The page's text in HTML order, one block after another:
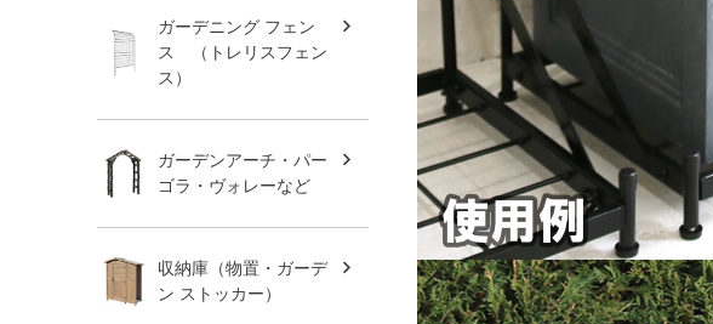
ガーデニング フェン
ス （トレリスフェン
ス）
ガーデンアーチ・パー
ゴラ・ヴォレーなど
収納庫（物置・ガーデ
ン ストッカー）